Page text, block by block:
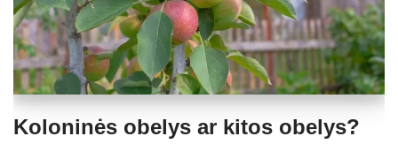
Koloninės obelys ar kitos obelys?